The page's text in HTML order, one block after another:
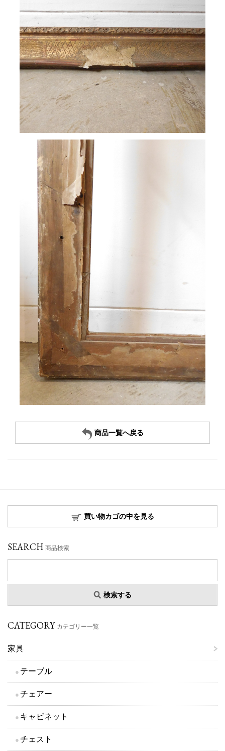
商品一覧へ戻る
買い物カゴの中を見る
SEARCH 商品検索
検索する
CATEGORY カテゴリー一覧
家具
テーブル
チェアー
キャビネット
チェスト